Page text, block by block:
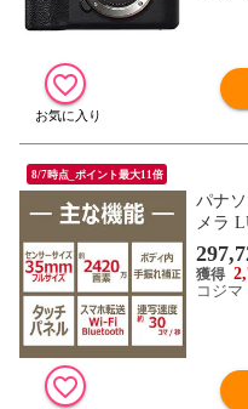
8/7時点_ポイント最大11倍
パナ
メラ
ト
コジマ